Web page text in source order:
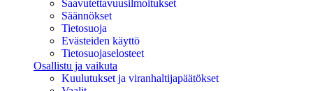
Saavutettavuusilmoitukset
Säännökset
Tietosuoja
Evästeiden käyttö
Tietosuojaselosteet
Osallistu ja vaikuta
Kuulutukset ja viranhaltijapäätökset